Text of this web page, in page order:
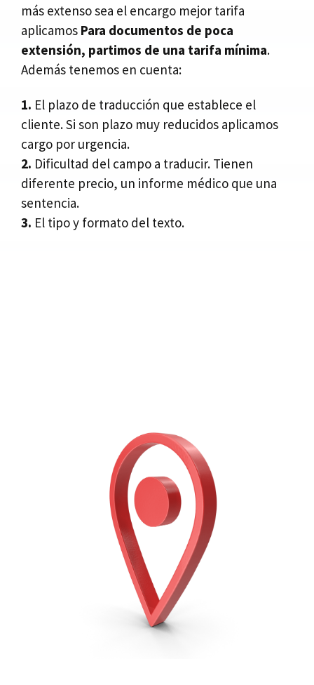
más extenso sea el encargo mejor tarifa
aplicamos Para documentos de poca
extensión, partimos de una tarifa mínima.
Además tenemos en cuenta:
1. El plazo de traducción que establece el
cliente. Si son plazo muy reducidos aplicamos
cargo por urgencia.
2. Dificultad del campo a traducir. Tienen
diferente precio, un informe médico que una
sentencia.
3. El tipo y formato del texto.